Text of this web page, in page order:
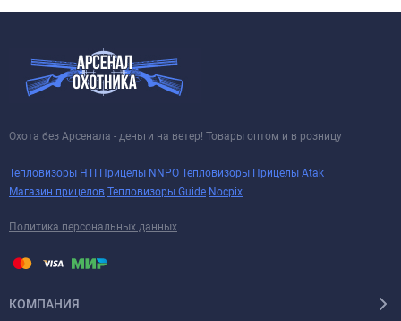
Охота без Арсенала - деньги на ветер! Товары оптом и в розницу
Тепловизоры HTI Прицелы NNPO Тепловизоры Прицелы Atak
Магазин прицелов Тепловизоры Guide Nocpix
Политика персональных данных
КОМПАНИЯ